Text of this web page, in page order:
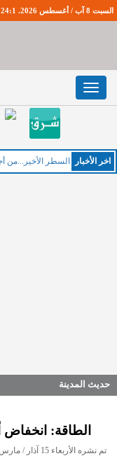
السبت 8 آب / أغسطس 2026. 12:24:2 مساءً
Toggle
navigation
اخر اﻷخبار السطر الأخير...من
حديث المدينة
الطاقة: انخفاض
تم نشره الأربعاء 15 آذار / مارس 2023 05:53 مساءً